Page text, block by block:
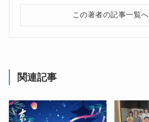
この著者の記事一覧へ
関連記事